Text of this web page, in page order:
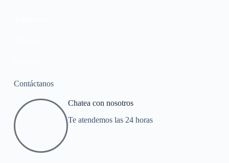
Contáctanos
Chatea con nosotros
Te atendemos las 24 horas